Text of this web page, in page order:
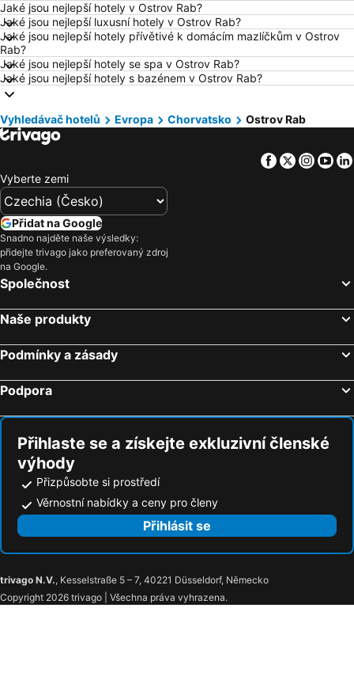
Hotely Bratislava
Hotely Kolobrzeg
Hotely Třeboň
Hotely Málaga
Hotely Amsterdam
Hotely Ostrava
Hotely Lignano Sabbiadoro
Hotely Istrie
Hotely Kréta
Hotely Tunisko
Hotely Rakousko
Hotely Slovinsko
Hotely Jeseníky
Hotely Korfu
Hotely Krkonoše
Hotely Jihočeský kraj
Hotely Rhodos
Hotely Kypr
Jaké jsou nejlepší hotely v Ostrov Rab?
Jaké jsou nejlepší luxusní hotely v Ostrov Rab?
Jaké jsou nejlepší hotely přívětivé k domácím mazlíčkům v Ostrov
Rab?
Jaké jsou nejlepší hotely se spa v Ostrov Rab?
Jaké jsou nejlepší hotely s bazénem v Ostrov Rab?
Vyhledávač hotelů Evropa Chorvatsko Ostrov Rab
Facebook
Twitter
Vyberte zemi
Přidat na Google
Snadno najděte naše výsledky:
přidejte trivago jako preferovaný zdroj
na Google.
Společnost
Naše produkty
Podmínky a zásady
Podpora
Přihlaste se a získejte exkluzivní členské
výhody
Přizpůsobte si prostředí
Věrnostní nabídky a ceny pro členy
Přihlásit se
trivago N.V., Kesselstraße 5 – 7, 40221 Düsseldorf, Německo
Copyright 2026 trivago | Všechna práva vyhrazena.